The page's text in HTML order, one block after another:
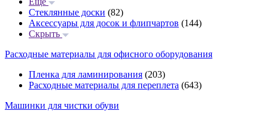
Стеклянные доски (82)
Аксессуары для досок и флипчартов (144)
Скрыть
Расходные материалы для офисного оборудования
Пленка для ламинирования (203)
Расходные материалы для переплета (643)
Машинки для чистки обуви